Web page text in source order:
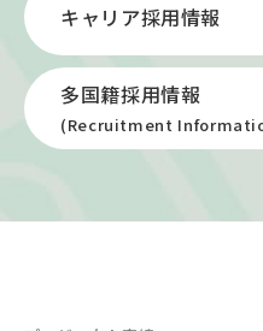
キャリア採用情報
多国籍採用情報
(Recruitment